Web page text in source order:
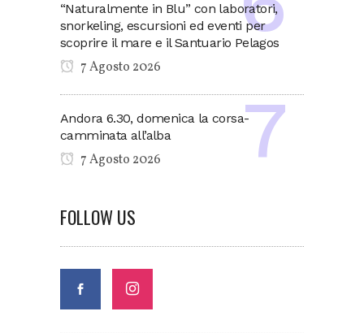
“Naturalmente in Blu” con laboratori,
snorkeling, escursioni ed eventi per
scoprire il mare e il Santuario Pelagos
7 Agosto 2026
Andora 6.30, domenica la corsa-
camminata all’alba
7 Agosto 2026
FOLLOW US